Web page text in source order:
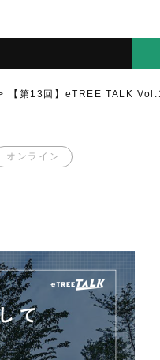
【第13回】eTREE TALK
オンライン